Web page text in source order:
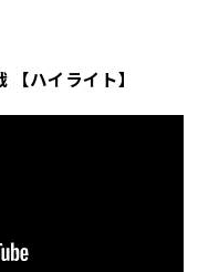
ハイライト】